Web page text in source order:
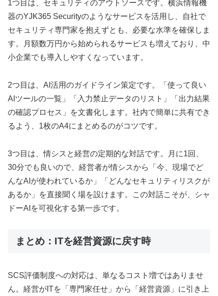
1つ目は、セキュリティのアウトソースです。横浜情報機
器のYJK365 Securityのようなサービスを活用し、自社で
セキュリティ専門家を抱えずとも、必要な水準を確保しま
す。月額数万円から始められるサービスも増えており、中
小企業でも導入しやすくなっています。
2つ目は、AI活用のガイドライン策定です。「使って良い
AIツールの一覧」「入力禁止データのリスト」「出力結果
の確認プロセス」を文書化します。社内で簡単に共有でき
るよう、1枚のA4にまとめるのがコツです。
3つ目は、情シスと経営の定期的な対話です。月に1回、
30分でも良いので、経営者が情シスから「今、現場でど
んなAIが使われているか」「どんなセキュリティリスクが
あるか」を直接聞く場を設けます。この対話こそが、シャ
ドーAIを可視化する第一歩です。
まとめ：ITを経営資源に戻す時
SCS評価制度への対応は、単なるコスト増ではありませ
ん。経営がITを「専門家任せ」から「経営資源」に引き上